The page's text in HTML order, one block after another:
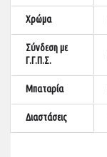
Χρώμα
Σύνδεση με
Γ.Γ.Π.Σ.
Μπαταρία
Διαστάσεις